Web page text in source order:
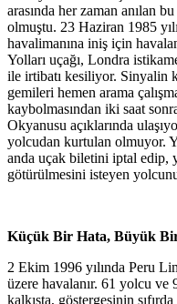
arasında her zaman anılan
olmuştu. 23 Haziran 1985
havalimanına iniş için
Yolları uçağı, Londra
ile irtibatı kesiliyor. Sinyalin
gemileri hemen arama
kaybolmasından iki saat
Okyanusu açıklarında
yolcudan kurtulan olmuyor.
anda uçak biletini iptal edip,
götürülmesini isteyen
Küçük Bir Hata, Büyük
2 Ekim 1996 yılında Peru
üzere havalanır. 61 yolcu ve
kalkışta, göstergesinin